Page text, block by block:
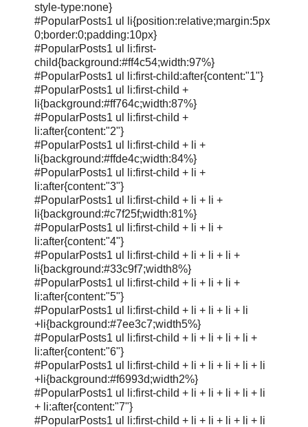
style-type:none}
#PopularPosts1 ul li{position:relative;margin:5px
0;border:0;padding:10px}
#PopularPosts1 ul li:first-
child{background:#ff4c54;width:97%}
#PopularPosts1 ul li:first-child:after{content:"1"}
#PopularPosts1 ul li:first-child +
li{background:#ff764c;width:87%}
#PopularPosts1 ul li:first-child +
li:after{content:"2"}
#PopularPosts1 ul li:first-child + li +
li{background:#ffde4c;width:84%}
#PopularPosts1 ul li:first-child + li +
li:after{content:"3"}
#PopularPosts1 ul li:first-child + li + li +
li{background:#c7f25f;width:81%}
#PopularPosts1 ul li:first-child + li + li +
li:after{content:"4"}
#PopularPosts1 ul li:first-child + li + li + li +
li{background:#33c9f7;width8%}
#PopularPosts1 ul li:first-child + li + li + li +
li:after{content:"5"}
#PopularPosts1 ul li:first-child + li + li + li + li
+li{background:#7ee3c7;width5%}
#PopularPosts1 ul li:first-child + li + li + li + li +
li:after{content:"6"}
#PopularPosts1 ul li:first-child + li + li + li + li + li
+li{background:#f6993d;width2%}
#PopularPosts1 ul li:first-child + li + li + li + li + li
+ li:after{content:"7"}
#PopularPosts1 ul li:first-child + li + li + li + li + li